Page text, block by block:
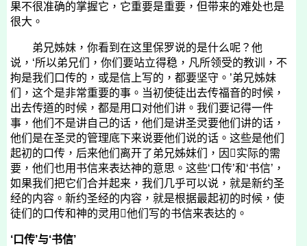
果不很准确的掌握它，它重要是重要，但带来的难处也是
很大。
弟兄姊妹，你看到在这里保罗说的是什么呢？他
说，‘所以弟兄们，你们要站立得稳，凡所领受的教训，不
拘是我们口传的，或是信上写的，都要坚守。’弟兄姊妹
们，这个是非常重要的事。当初使徒出去传福音的时候，
出去传道的时候，都是用口对他们讲。我们要记得一件
事，他们不是讲自己的话，他们是讲圣灵要他们讲的话，
他们是在圣灵的管理底下来说要他们说的话。这些是他们
起初的口传，后来他们离开了弟兄姊妹们，因实际的需
要，他们也用书信来表达神的意思。这些‘口传’和‘书信’，
如果我们把它们合并起来，我们几乎可以说，就是新约圣
经的内容。新约圣经的内容，就是根据最起初的时候，使
徒们的口传和神的灵用他们写的书信来表达的。
‘口传’与‘书信’